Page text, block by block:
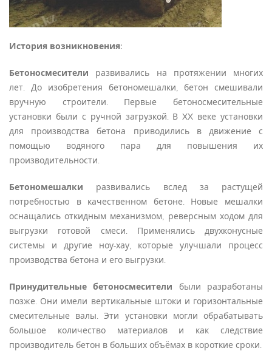
История возникновения:
Бетоносмесители развивались на протяжении многих
лет. До изобретения бетономешалки, бетон смешивали
вручную строители. Первые бетоносмесительные
установки были с ручной загрузкой. В XX веке установки
для производства бетона приводились в движение с
помощью водяного пара для повышения их
производительности.
Бетономешалки развивались вслед за растущей
потребностью в качественном бетоне. Новые мешалки
оснащались откидным механизмом, реверсным ходом для
выгрузки готовой смеси. Применялись двухконусные
системы и другие ноу-хау, которые улучшали процесс
производства бетона и его выгрузки.
Принудительные бетоносмесители были разработаны
позже. Они имели вертикальные штоки и горизонтальные
смесительные валы. Эти установки могли обрабатывать
большое количество материалов и как следствие
производитель бетон в больших объёмах в короткие сроки.